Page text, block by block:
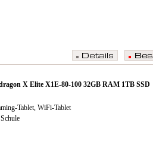
X Elite X1E-80-100 32GB RAM 1TB SSD
Tablet, WiFi-Tablet